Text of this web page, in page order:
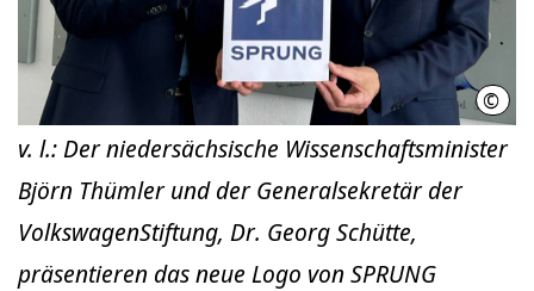
©
v. l.: Der niedersächsische Wissenschaftsminister
Björn Thümler und der Generalsekretär der
VolkswagenStiftung, Dr. Georg Schütte,
präsentieren das neue Logo von SPRUNG